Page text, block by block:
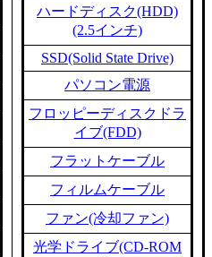
ハードディスク(HDD)
(2.5インチ)
SSD(Solid State Drive)
パソコン電源
フロッピーディスクドラ
イブ(FDD)
フラットケーブル
フィルムケーブル
ファン(冷却ファン)
光学ドライブ(CD-ROM